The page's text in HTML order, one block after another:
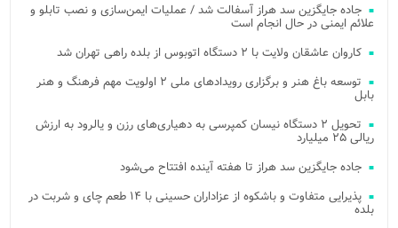
جاده جایگزین سد هراز آسفالت شد / عملیات ایمن‌سازی و نصب تابلو و
علائم ایمنی در حال انجام است
کاروان عاشقان ولایت با ۲ دستگاه اتوبوس از بلده راهی تهران شد
توسعه باغ هنر و برگزاری رویدادهای ملی ۲ اولویت مهم فرهنگ و هنر
بابل
تحویل ۲ دستگاه نیسان کمپرسی به دهیاری‌های رزن و یالرود به ارزش
ریالی ۲۵ میلیارد
جاده جایگزین سد هراز تا هفته آینده افتتاح می‌شود
پذیرایی متفاوت و باشکوه از عزاداران حسینی با ۱۴ طعم چای و شربت در
بلده